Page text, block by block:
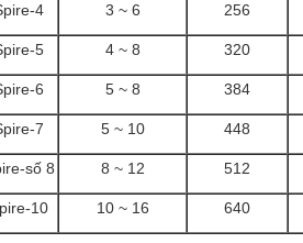
4 3 ~ 6 256
-5 4 ~ 8 320
-6 5 ~ 8 384
-7 5 ~ 10 448
số 8 8 ~ 12 512
-10 10 ~ 16 640